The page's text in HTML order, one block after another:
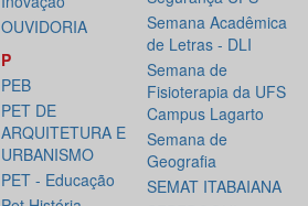
OUVIDORIA
P
PEB
PET DE
ARQUITETURA E
URBANISMO
PET - Educação
Semana Acadêmica
de Letras - DLI
Semana de
Fisioterapia da UFS
Campus Lagarto
Semana de
Geografia
SEMAT ITABAIANA